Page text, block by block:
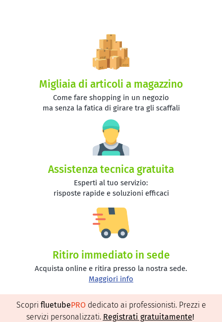
Migliaia di articoli a magazzino
Come fare shopping in un negozio
ma senza la fatica di girare tra gli scaffali
Assistenza tecnica gratuita
Esperti al tuo servizio:
risposte rapide e soluzioni efficaci
Ritiro immediato in sede
Acquista online e ritira presso la nostra sede.
Maggiori info
Scopri fluetubePRO dedicato ai professionisti. Prezzi e
servizi personalizzati. Registrati gratuitamente!